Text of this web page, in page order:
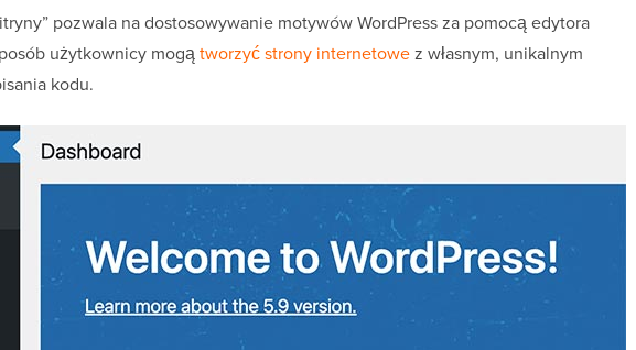
pozwala na dostosowywanie motywów WordPress za pomocą edytora
użytkownicy mogątworzyć strony internetowez własnym, unikalnym
kodu.